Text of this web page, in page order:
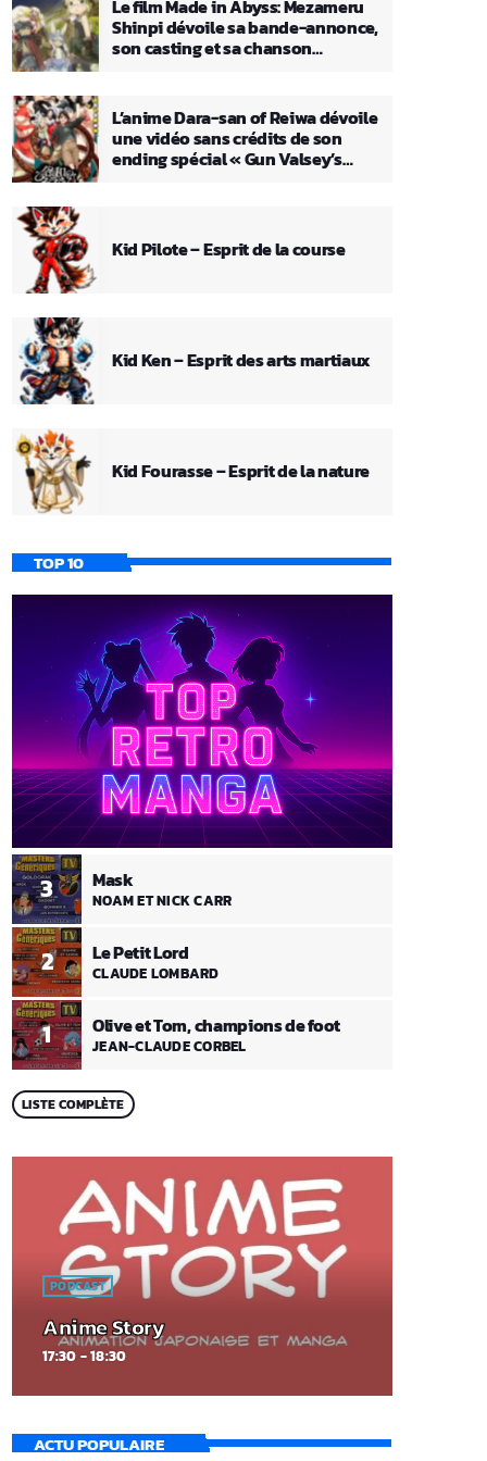
Le film Made in Abyss: Mezameru
Shinpi dévoile sa bande-annonce,
son casting et sa chanson
L’anime Dara-san of Reiwa dévoile
une vidéo sans crédits de son
ending spécial « Gun Valsey’s
Kid Pilote – Esprit de la course
Kid Ken – Esprit des arts martiaux
Kid Fourasse – Esprit de la nature
TOP 10
1 Olive et Tom, champions de foot
JEAN-CLAUDE CORBEL
2 Le Petit Lord
CLAUDE LOMBARD
3 Mask
NOAM ET NICK CARR
LISTE COMPLÈTE
PODCAST
Anime Story
17:30 - 18:30
ACTU POPULAIRE